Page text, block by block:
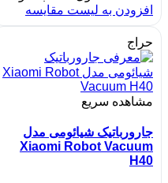
افزودن به لیست مقایسه
حراج
مشاهده سریع
جارورباتیک شیائومی مدل
Xiaomi Robot Vacuum
H40